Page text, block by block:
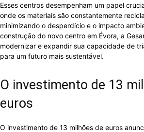
Esses centros desempenham um papel
onde os materiais são constantemente
minimizando o desperdício e o impacto
construção do novo centro em Évora, a
modernizar e expandir sua capacidade de
para um futuro mais sustentável.
O investimento de 13
euros
O investimento de 13 milhões de euros